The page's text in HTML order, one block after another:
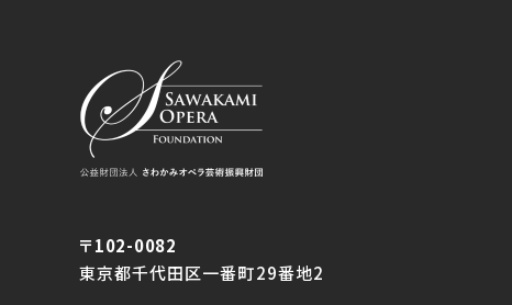
〒102-0082
東京都千代田区一番町29番地2